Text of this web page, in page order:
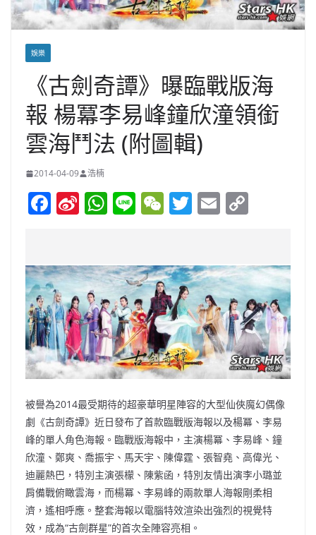
娛樂
《古劍奇譚》曝臨戰版海
報 楊冪李易峰鐘欣潼領銜
雲海鬥法 (附圖輯)
2014-04-09 浩楠
F
e
b
o
o
k
Si
W
ei
b
o
W
s
A
p
p
Li W
h
at
T
er
E
l y
Li
n
k
被譽為2014最受期待的超豪華明星陣容的大型仙俠魔幻偶像
劇《古劍奇譚》近日發布了首款臨戰版海報以及楊冪、李易
峰的單人角色海報。臨戰版海報中，主演楊冪、李易峰、鐘
欣潼、鄭爽、喬振宇、馬天宇、陳偉霆、張智堯、高偉光、
迪麗熱巴，特別主演張檬、陳紫函，特別友情出演李小璐並
肩備戰俯瞰雲海，而楊冪、李易峰的兩款單人海報剛柔相
濟，遙相呼應。整套海報以電腦特效渲染出強烈的視覺特
效，成為“古劍群星”的首次全陣容亮相。